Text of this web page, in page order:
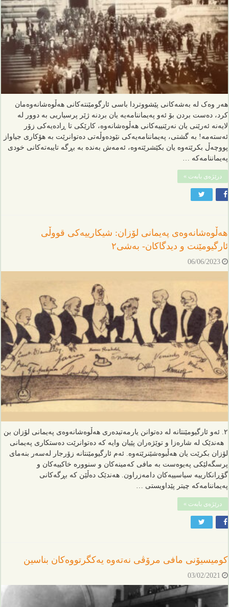
هەر وەک لە بەشەکانی پێشووتردا باسی ئارگومێنتەکانی هەڵوەشانەوەمان
کرد، دەست بردن بۆ ئەو پەیماننامەیە یان بردنە ژێر پرسیاریی بە دوور لە
لایەنە ئەرێنی یان نەرێنییەکانی هەڵوەشانەوە، کارێکی تا ڕادەیەکی زۆر
ئەستەمە! بە گشتی، پەیماننامەیەکی نێودەوڵەتی دەتوانرێت بە هۆکاری جیاواز
پووچەڵ بکرێتەوە یان بکێشرێتەوە، ئەمەش بەندە بە بڕگە تایبەتەکانی خودی
پەیماننامەکە …
درێژەی بابەت »
هەڵوەشانەوەی پەیمانی لۆزان: شیکارییەکی قووڵی
ئارگیومێنت و دیدگاکان- بەشی٢
06/06/2023
٢. ئەو ئارگیومێنتانە لە دەتوانن یارمەتیدەری هەڵوەشانەوەی پەیمانی لۆزان بن
هەندێک لە شارەزا و توێژەران پێیان وایە کە دەتوانرێت دەستکاری پەیمانی
لۆزان بکرێت یان هەڵبوەشێنرێتەوە. ئەم ئارگیومێنتانە زۆرجار لەسەر بنەمای
پرسگەلێکی پەیوەست بە مافی کەمینەکان و سنوورە خاکییەکان و
گۆڕانکارییە سیاسییەکان دامەزراون. هەندێک دەڵێن کە بڕگەکانی
پەیماننامەکە چیتر پێداویستی …
درێژەی بابەت »
کومیسیۆنی مافی مرۆڤی نەتەوە یەکگرتووەکان بناسین
03/02/2021